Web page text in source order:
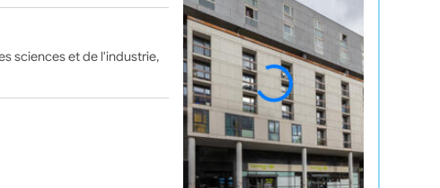
sciences et de l'industrie,